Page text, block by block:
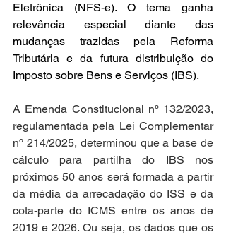
Eletrônica (NFS-e). O tema ganha
relevância especial diante das
mudanças trazidas pela Reforma
Tributária e da futura distribuição do
Imposto sobre Bens e Serviços (IBS).
A Emenda Constitucional nº 132/2023,
regulamentada pela Lei Complementar
nº 214/2025, determinou que a base de
cálculo para partilha do IBS nos
próximos 50 anos será formada a partir
da média da arrecadação do ISS e da
cota-parte do ICMS entre os anos de
2019 e 2026. Ou seja, os dados que os